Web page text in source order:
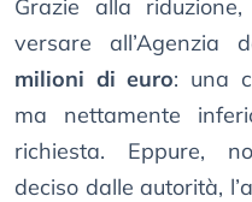
Grazie alla
versare all’Agenzia
milioni di euro: una
ma nettamente
richiesta. Eppure,
deciso dalle autorità,